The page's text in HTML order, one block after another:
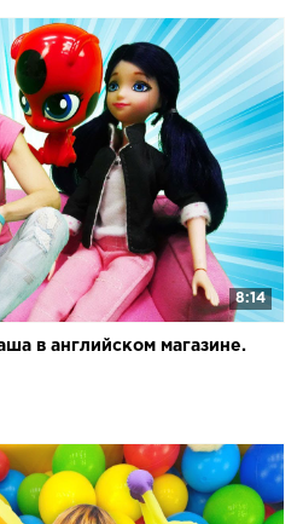
8:14
в английском магазине.